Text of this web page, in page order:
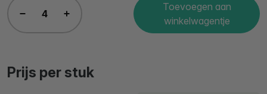
Toevoegen aan
winkelwagentje
Prijs per stuk